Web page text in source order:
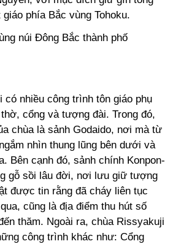
giáo phía Bắc vùng Tohoku.
núi Đông Bắc thành phố
có nhiều công trình tôn giáo phụ
cổng và tượng đài. Trong đó,
chùa là sảnh Godaido, nơi mà từ
nhìn thung lũng bên dưới và
Bên cạnh đó, sảnh chính Konpon-
gỗ sồi lâu đời, nơi lưu giữ tượng
được tin rằng đã cháy liên tục
cũng là địa điểm thu hút số
thăm. Ngoài ra, chùa Rissyakuji
công trình khác như: Cổng